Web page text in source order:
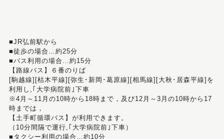
■JR弘前駅から
■徒歩の場合…約25分
■バス利用の場合…約15分
【路線バス】６番のりば
[駒越線][枯木平線][弥生･新岡･葛原線][相馬線][大秋･居森平線]を
利用し,｢大学病院前｣下車
※4月～11月の10時から18時まで，及び12月～3月の10時から17
時までは，
【土手町循環バス】が利用できます。
（10分間隔で運行,｢大学病院前｣下車）
■タクシー利用の場合…約10分